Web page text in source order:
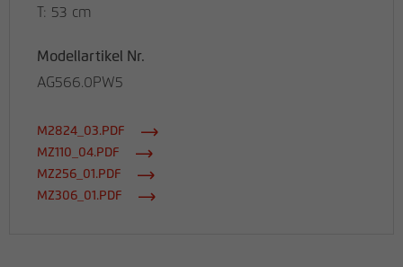
T: 53 cm
Modellartikel Nr.
AG566.0PW5
M2824_03.PDF
MZ110_04.PDF
MZ256_01.PDF
MZ306_01.PDF